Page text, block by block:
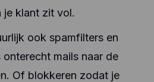
je klant zit vol.
ook spamfilters en
onterecht mails naar de
Of blokkeren zodat je